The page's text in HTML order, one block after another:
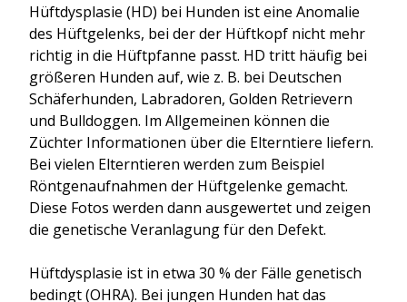
Hüftdysplasie (HD) bei Hunden ist eine Anomalie
des Hüftgelenks, bei der der Hüftkopf nicht mehr
richtig in die Hüftpfanne passt. HD tritt häufig bei
größeren Hunden auf, wie z. B. bei Deutschen
Schäferhunden, Labradoren, Golden Retrievern
und Bulldoggen. Im Allgemeinen können die
Züchter Informationen über die Elterntiere liefern.
Bei vielen Elterntieren werden zum Beispiel
Röntgenaufnahmen der Hüftgelenke gemacht.
Diese Fotos werden dann ausgewertet und zeigen
die genetische Veranlagung für den Defekt.
Hüftdysplasie ist in etwa 30 % der Fälle genetisch
bedingt (OHRA). Bei jungen Hunden hat das